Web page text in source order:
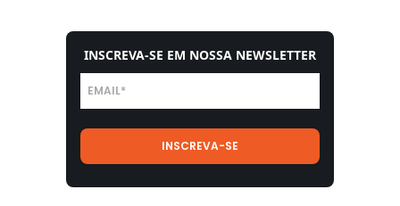
INSCREVA-SE EM NOSSA NEWSLETTER